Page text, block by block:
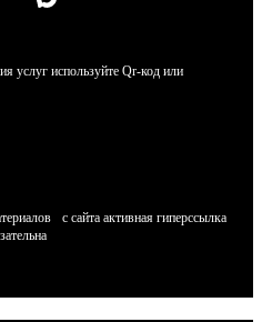
услуг используйте Qr-код или
с сайта активная гиперссылка